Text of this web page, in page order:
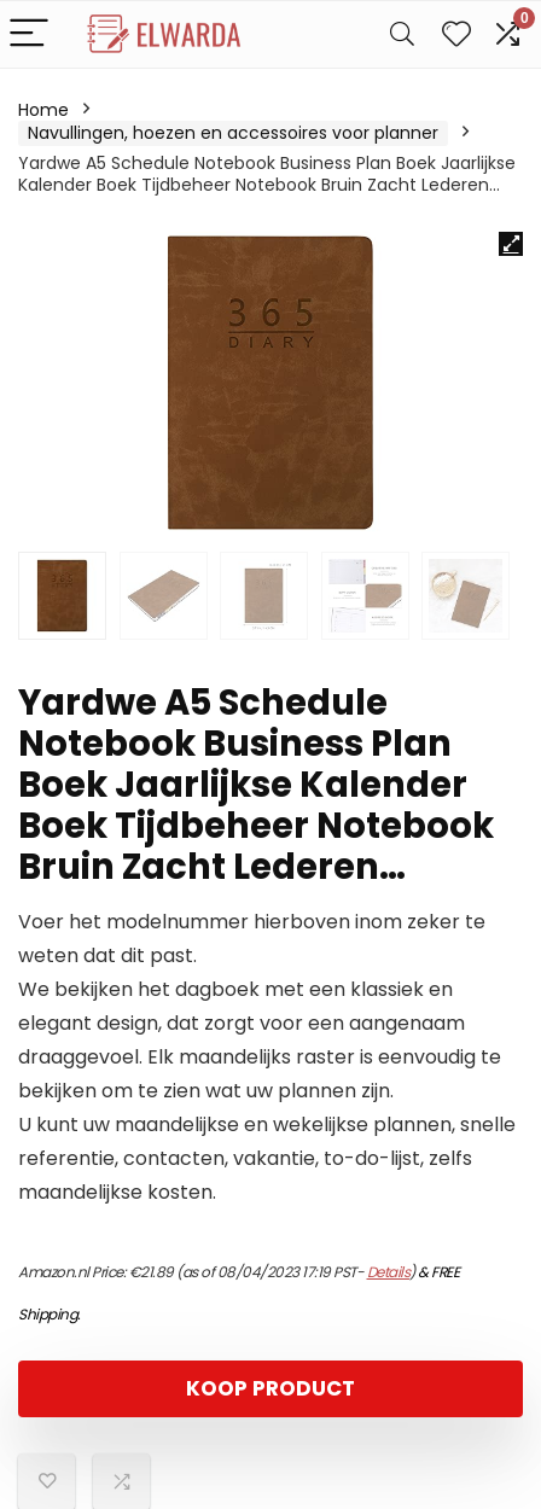
0
Home
Navullingen, hoezen en accessoires voor planner
Yardwe A5 Schedule Notebook Business Plan Boek Jaarlijkse
Kalender Boek Tijdbeheer Notebook Bruin Zacht Lederen…
Yardwe A5 Schedule
Notebook Business Plan
Boek Jaarlijkse Kalender
Boek Tijdbeheer Notebook
Bruin Zacht Lederen…
Voer het modelnummer hierboven inom zeker te
weten dat dit past.
We bekijken het dagboek met een klassiek en
elegant design, dat zorgt voor een aangenaam
draaggevoel. Elk maandelijks raster is eenvoudig te
bekijken om te zien wat uw plannen zijn.
U kunt uw maandelijkse en wekelijkse plannen, snelle
referentie, contacten, vakantie, to-do-lijst, zelfs
maandelijkse kosten.
Amazon.nl Price:€21.89(as of 08/04/2023 17:19 PST-Details)&FREE
Shipping.
KOOP PRODUCT